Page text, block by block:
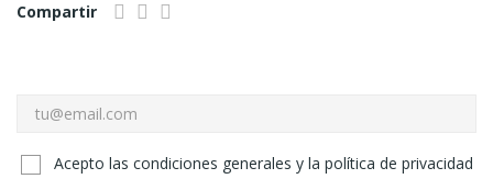
Compartir
Acepto las condiciones generales y la política de privacidad